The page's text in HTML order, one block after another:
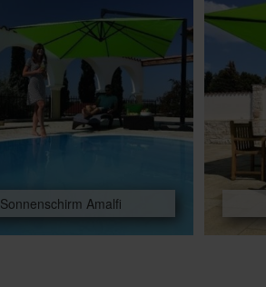
Sonnenschirm Amalfi